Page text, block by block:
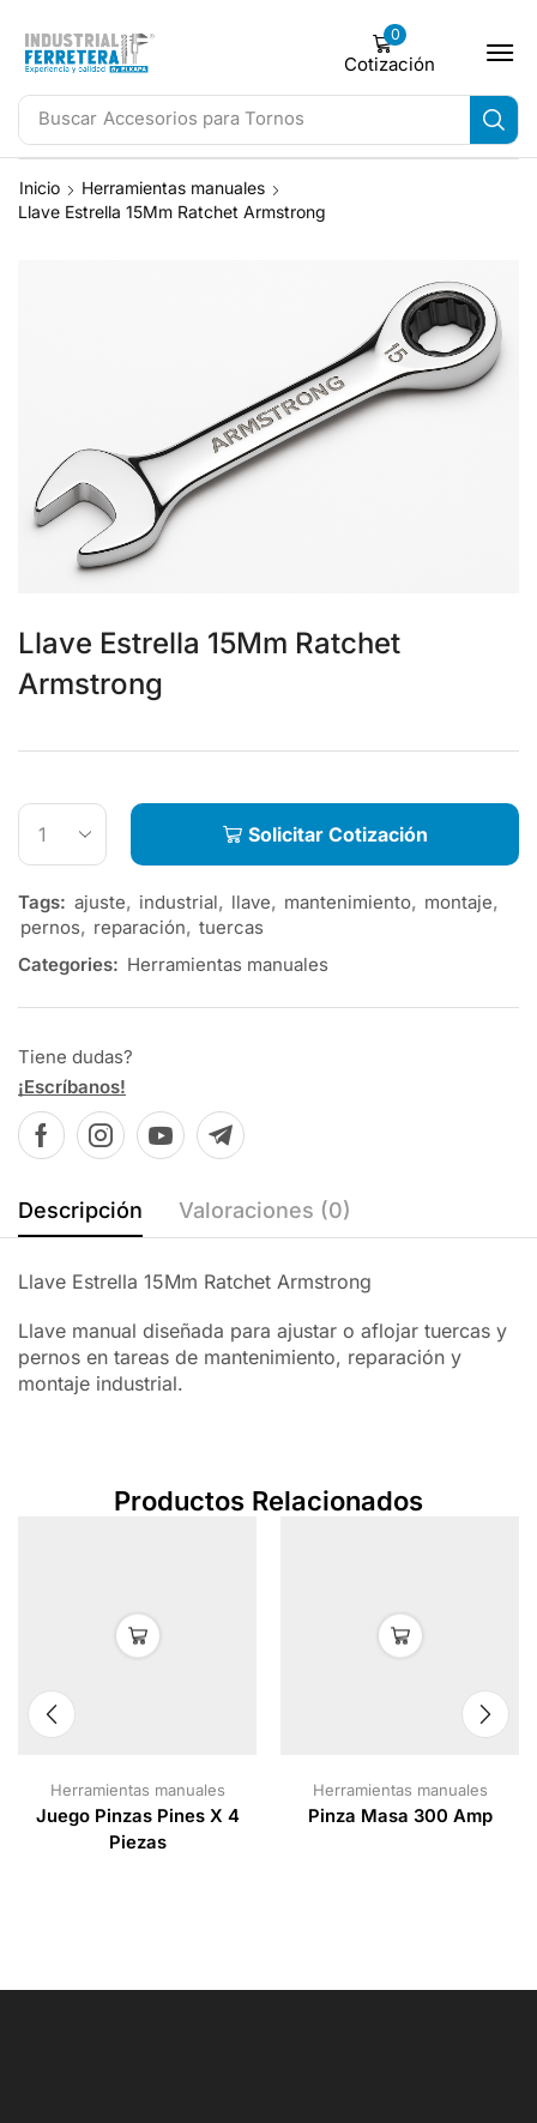
Buscar Accesorios para Tornos
0
Cotización
Inicio
Herramientas manuales
Llave Estrella 15Mm Ratchet Armstrong
Llave Estrella 15Mm Ratchet
Armstrong
Solicitar Cotización
Tags: ajuste, industrial, llave, mantenimiento, montaje,
pernos, reparación, tuercas
Categories: Herramientas manuales
Tiene dudas?
¡Escríbanos!
Descripción Valoraciones (0)
Llave Estrella 15Mm Ratchet Armstrong
Llave manual diseñada para ajustar o aflojar tuercas y
pernos en tareas de mantenimiento, reparación y
montaje industrial.
Productos Relacionados
Herramientas manuales
Juego Pinzas Pines X 4
Piezas
Herramientas manuales
Pinza Masa 300 Amp